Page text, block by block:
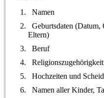
Namen
Geburtsdaten (Datum,
Eltern)
Beruf
Hochzeiten und
Namen aller Kinder,